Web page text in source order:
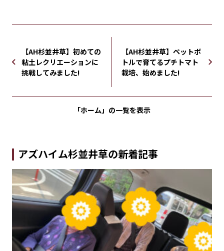
【AH杉並井草】初めての
粘土レクリエーションに
挑戦してみました!
【AH杉並井草】ペットボ
トルで育てるプチトマト
栽培、始めました!
「ホーム」の一覧を表示
アズハイム杉並井草の新着記事